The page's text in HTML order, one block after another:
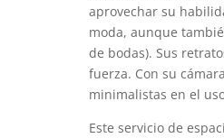
aprovechar su
moda, aunque
de bodas). Sus
fuerza. Con su
minimalistas en el
Este servicio de